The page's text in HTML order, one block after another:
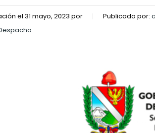
el 31 mayo, 2023 por Publicado por: